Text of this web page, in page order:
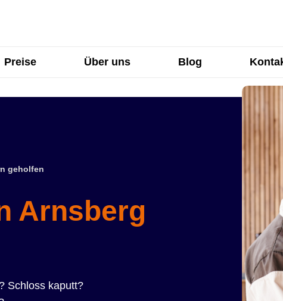
Preise Über uns Blog
geholfen
Arnsberg
Schloss kaputt?